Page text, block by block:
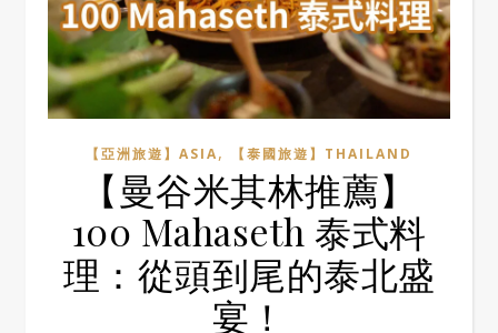
【亞洲旅遊】ASIA, 【泰國旅遊】THAILAND
【曼谷米其林推薦】
100 Mahaseth 泰式料
理：從頭到尾的泰北盛
宴！